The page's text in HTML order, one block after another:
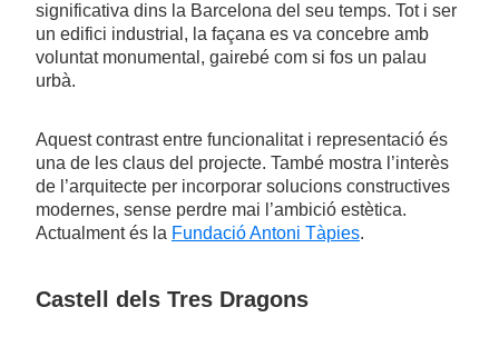
significativa dins la Barcelona del seu temps. Tot i ser
un edifici industrial, la façana es va concebre amb
voluntat monumental, gairebé com si fos un palau
urbà.
Aquest contrast entre funcionalitat i representació és
una de les claus del projecte. També mostra l’interès
de l’arquitecte per incorporar solucions constructives
modernes, sense perdre mai l’ambició estètica.
Actualment és la Fundació Antoni Tàpies.
Castell dels Tres Dragons